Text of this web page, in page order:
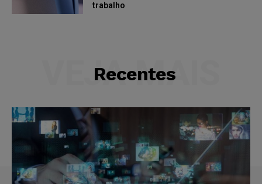
trabalho
Recentes
VEJA MAIS